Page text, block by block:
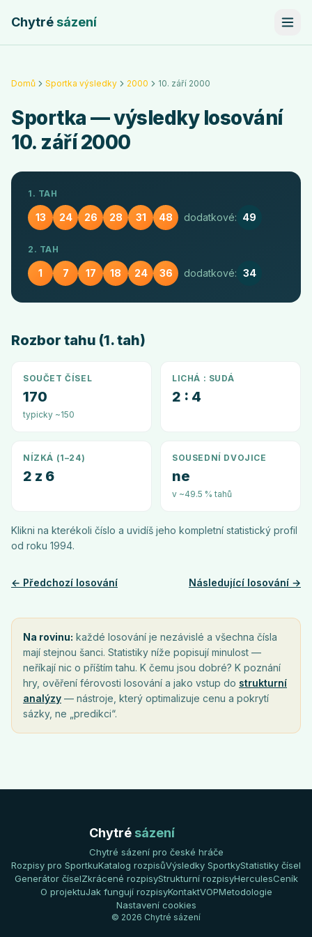
Chytrésázení
Domů Sportka výsledky 2000 10. září 2000
Sportka — výsledky losování
10. září 2000
1. TAH
13 24 26 28 31 48 dodatkové: 49
2. TAH
1 7 17 18 24 36 dodatkové: 34
Rozbor tahu (1. tah)
SOUČET ČÍSEL
170
typicky ~150
LICHÁ : SUDÁ
2 : 4
NÍZKÁ (1–24)
2 z 6
SOUSEDNÍ DVOJICE
ne
v ~49.5 % tahů
Klikni na kterékoli číslo a uvidíš jeho kompletní statistický profil
od roku 1994.
← Předchozí losování Následující losování →
Na rovinu: každé losování je nezávislé a všechna čísla
mají stejnou šanci. Statistiky níže popisují minulost —
neříkají nic o příštím tahu. K čemu jsou dobré? K poznání
hry, ověření férovosti losování a jako vstup do strukturní
analýzy — nástroje, který optimalizuje cenu a pokrytí
sázky, ne „predikci“.
Chytré sázení
Chytré sázení pro české hráče
Rozpisy pro SportkuKatalog rozpisůVýsledky SportkyStatistiky čísel
Generátor číselZkrácené rozpisyStrukturní rozpisyHerculesCeník
O projektuJak fungují rozpisyKontaktVOPMetodologie
Nastavení cookies
© 2026 Chytré sázení